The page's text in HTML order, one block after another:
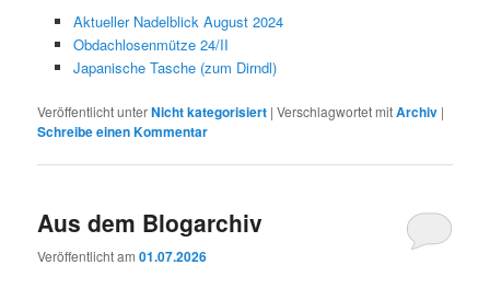
Aktueller Nadelblick August 2024
Obdachlosenmütze 24/II
Japanische Tasche (zum Dirndl)
Veröffentlicht unterNicht kategorisiert |Verschlagwortet mitArchiv |
Schreibe einen Kommentar
Aus dem Blogarchiv
Veröffentlicht am01.07.2026